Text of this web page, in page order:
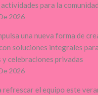
para la comunidad
2026
una nueva forma de
soluciones integrales
celebraciones privadas
2026
refrescar el equipo este